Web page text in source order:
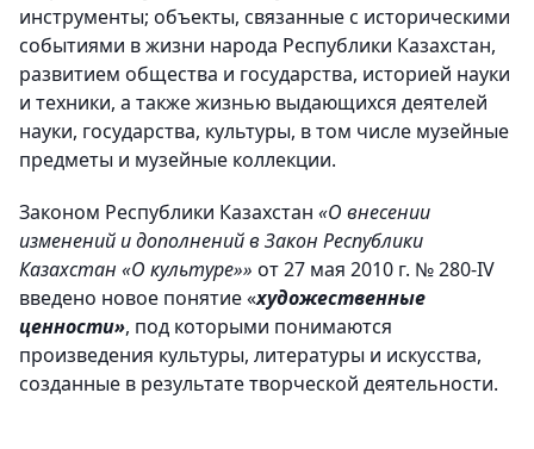
инструменты; объекты, связанные с историческими
событиями в жизни народа Республики Казахстан,
развитием общества и государства, историей науки
и техники, а также жизнью выдающихся деятелей
науки, государства, культуры, в том числе музейные
предметы и музейные коллекции.
Законом Республики Казахстан «О внесении
изменений и дополнений в Закон Республики
Казахстан «О культуре»» от 27 мая 2010 г. № 280-IV
введено новое понятие «художественные
ценности», под которыми понимаются
произведения культуры, литературы и искусства,
созданные в результате творческой деятельности.